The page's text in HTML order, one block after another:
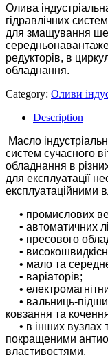
Олива
гідравлічних
для змащування
редукторів, в
обладнання.
Category: Оливи
Description
Масло і
систем сучасного
обладнання в
для експлуатації
експлуатаційними
• промислових
• автоматичних
• пресового
•
• мало та
• варіаторів;
•
• вальниць-
ковзання та
• в інших вузлах
покращеними
властивостями.